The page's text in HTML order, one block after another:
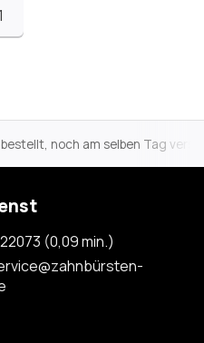
noch am selben Tag
(0,09 min.)